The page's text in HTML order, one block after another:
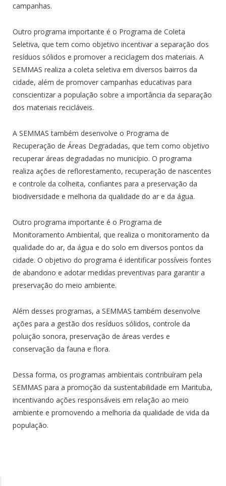
campanhas.
Outro programa importante é o Programa de Coleta
Seletiva, que tem como objetivo incentivar a separação dos
resíduos sólidos e promover a reciclagem dos materiais. A
SEMMAS realiza a coleta seletiva em diversos bairros da
cidade, além de promover campanhas educativas para
conscientizar a população sobre a importância da separação
dos materiais recicláveis.
A SEMMAS também desenvolve o Programa de
Recuperação de Áreas Degradadas, que tem como objetivo
recuperar áreas degradadas no município. O programa
realiza ações de reflorestamento, recuperação de nascentes
e controle da colheita, confiantes para a preservação da
biodiversidade e melhoria da qualidade do ar e da água.
Outro programa importante é o Programa de
Monitoramento Ambiental, que realiza o monitoramento da
qualidade do ar, da água e do solo em diversos pontos da
cidade. O objetivo do programa é identificar possíveis fontes
de abandono e adotar medidas preventivas para garantir a
preservação do meio ambiente.
Além desses programas, a SEMMAS também desenvolve
ações para a gestão dos resíduos sólidos, controle da
poluição sonora, preservação de áreas verdes e
conservação da fauna e flora.
Dessa forma, os programas ambientais contribuíram pela
SEMMAS para a promoção da sustentabilidade em Marituba,
incentivando ações responsáveis em relação ao meio
ambiente e promovendo a melhoria da qualidade de vida da
população.